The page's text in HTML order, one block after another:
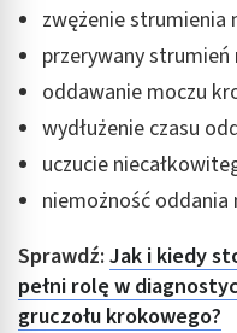
zwężenie strumienia
przerywany strumień
oddawanie moczu
wydłużenie czasu
uczucie
niemożność
Sprawdź:Jak i kiedy
pełni rolę w
gruczołu krokowego?